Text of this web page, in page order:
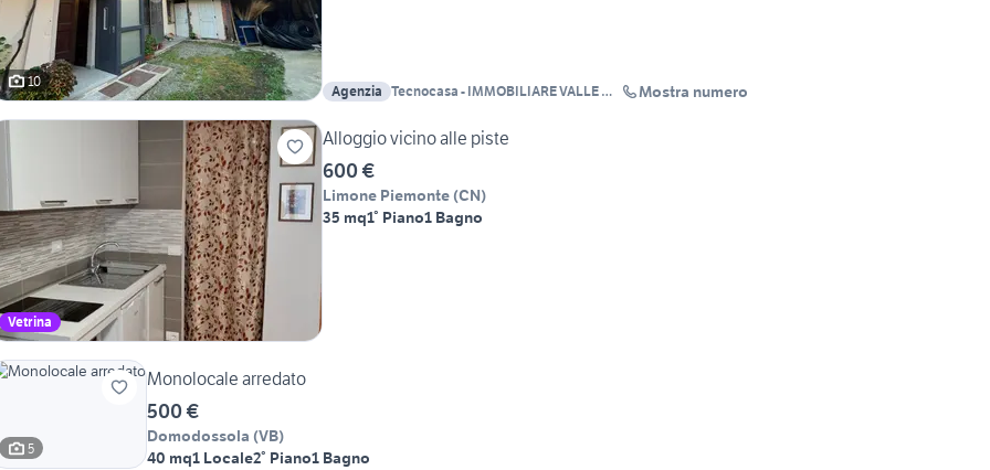
10
Agenzia Tecnocasa - IMMOBILIARE VALLE PO
Mostra numero
Vetrina
Alloggio vicino alle piste
600 €
Limone Piemonte (CN)
35 mq1° Piano1 Bagno
5
Monolocale arredato
500 €
Domodossola (VB)
40 mq1 Locale2° Piano1 Bagno